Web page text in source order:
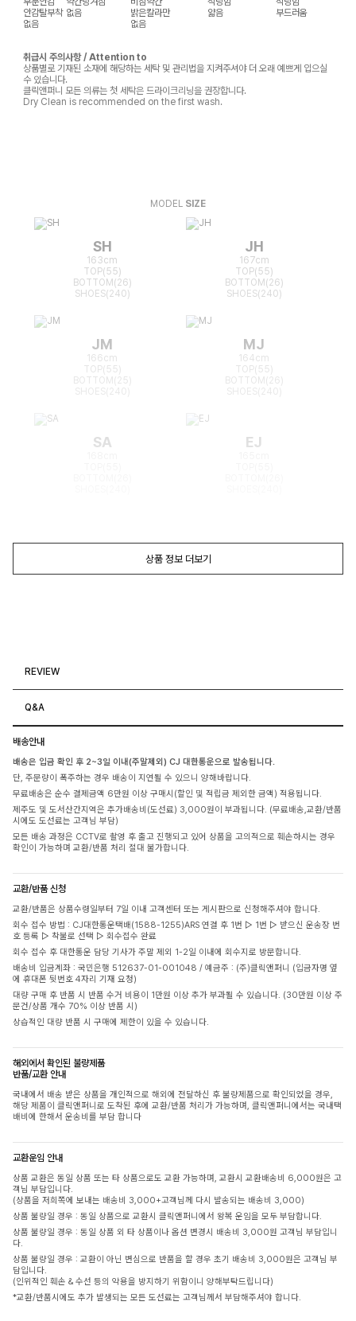
안감탈부착 없음 밝은칼라만 얇음
부드러움
없음
없음
취급시 주의사항 / Attention to
상품별로 기재된 소재에 해당하는 세탁 및 관리법을 지켜주셔야 더 오래 예쁘게 입으실
수 있습니다.
클릭앤퍼니 모든 의류는 첫 세탁은 드라이크리닝을 권장합니다.
Dry Clean is recommended on the first wash.
MODEL SIZE
SH
163cm
TOP(55)
BOTTOM(26)
SHOES(240)
JH
167cm
TOP(55)
BOTTOM(26)
SHOES(240)
JM
166cm
TOP(55)
BOTTOM(25)
MJ
164cm
TOP(55)
BOTTOM(26)
SA EJ
상품 정보 더보기
REVIEW
Q&A
배송안내
배송은 입금 확인 후 2~3일 이내(주말제외) CJ 대한통운으로 발송됩니다.
단, 주문량이 폭주하는 경우 배송이 지연될 수 있으니 양해바랍니다.
무료배송은 순수 결제금액 6만원 이상 구매시(할인 및 적립금 제외한 금액) 적용됩니다.
제주도 및 도서산간지역은 추가배송비(도선료) 3,000원이 부과됩니다. (무료배송,교환/반품
시에도 도선료는 고객님 부담)
모든 배송 과정은 CCTV로 촬영 후 출고 진행되고 있어 상품을 고의적으로 훼손하시는 경우
확인이 가능하며 교환/반품 처리 절대 불가합니다.
교환/반품 신청
교환/반품은 상품수령일부터 7일 이내 고객센터 또는 게시판으로 신청해주셔야 합니다.
회수 접수 방법 : CJ대한통운택배(1588-1255)ARS 연결 후 1번 ▷ 1번 ▷ 받으신 운송장 번
호 등록 ▷ 착불로 선택 ▷ 회수접수 완료
회수 접수 후 대한통운 담당 기사가 주말 제외 1-2일 이내에 회수지로 방문합니다.
배송비 입금계좌 : 국민은행 512637-01-001048 / 예금주 : (주)클릭앤퍼니 (입금자명 옆
에 휴대폰 뒷번호 4자리 기재 요청)
대량 구매 후 반품 시 반품 수거 비용이 1만원 이상 추가 부과될 수 있습니다. (30만원 이상 주
문건/상품 개수 70% 이상 반품 시)
상습적인 대량 반품 시 구매에 제한이 있을 수 있습니다.
해외에서 확인된 불량제품
반품/교환 안내
국내에서 배송 받은 상품을 개인적으로 해외에 전달하신 후 불량제품으로 확인되었을 경우,
해당 제품이 클릭앤퍼니로 도착된 후에 교환/반품 처리가 가능하며, 클릭앤퍼니에서는 국내택
배비에 한해서 운송비를 부담 합니다
교환운임 안내
상품 교환은 동일 상품 또는 타 상품으로도 교환 가능하며, 교환시 교환배송비 6,000원은 고
객님 부담입니다.
(상품을 저희쪽에 보내는 배송비 3,000+고객님께 다시 발송되는 배송비 3,000)
상품 불량일 경우 : 동일 상품으로 교환시 클릭앤퍼니에서 왕복 운임을 모두 부담합니다.
상품 불량일 경우 : 동일 상품 외 타 상품이나 옵션 변경시 배송비 3,000원 고객님 부담입니
다.
상품 불량일 경우 : 교환이 아닌 변심으로 반품을 할 경우 초기 배송비 3,000원은 고객님 부
담입니다.
(인위적인 훼손 & 수선 등의 악용을 방지하기 위함이니 양해부탁드립니다)
*교환/반품시에도 추가 발생되는 모든 도선료는 고객님께서 부담해주셔야 합니다.